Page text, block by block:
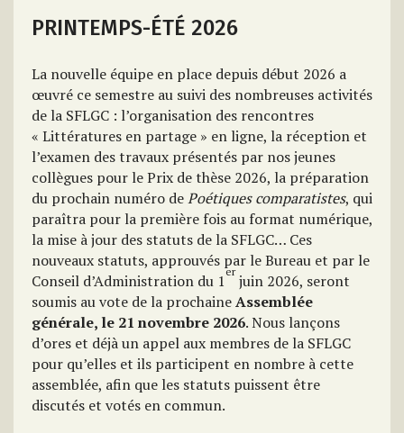
PRINTEMPS-ÉTÉ 2026
La nouvelle équipe en place depuis début 2026 a
œuvré ce semestre au suivi des nombreuses activités
de la SFLGC : l’organisation des rencontres
« Littératures en partage » en ligne, la réception et
l’examen des travaux présentés par nos jeunes
collègues pour le Prix de thèse 2026, la préparation
du prochain numéro dePoétiques comparatistes, qui
paraîtra pour la première fois au format numérique,
la mise à jour des statuts de la SFLGC… Ces
nouveaux statuts, approuvés par le Bureau et par le
Conseil d’Administration du 1er juin 2026, seront
soumis au vote de la prochaineAssemblée
générale, le 21 novembre 2026. Nous lançons
d’ores et déjà un appel aux membres de la SFLGC
pour qu’elles et ils participent en nombre à cette
assemblée, afin que les statuts puissent être
discutés et votés en commun.